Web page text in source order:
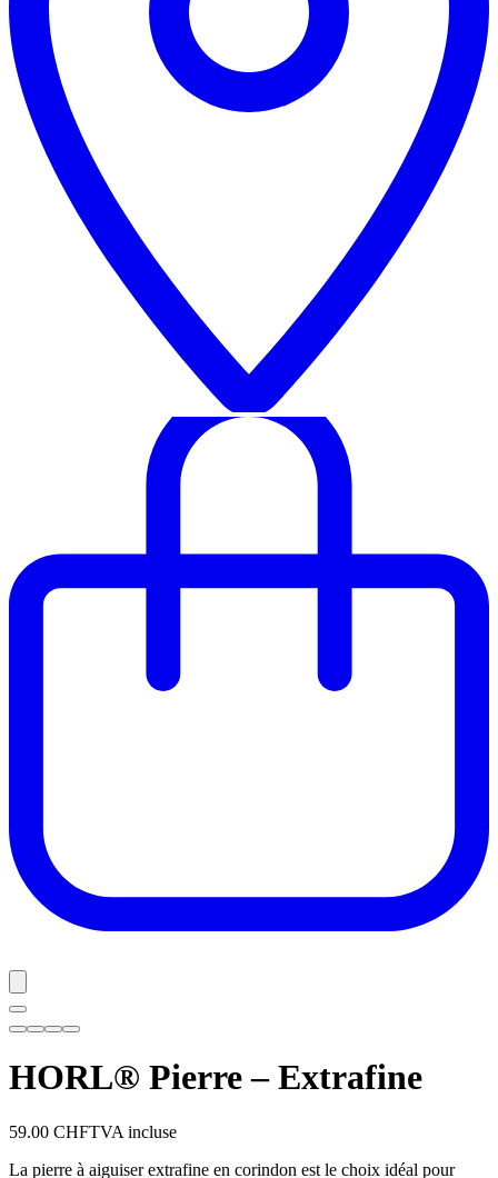
HORL® Pierre – Extrafine
59.00 CHFTVA incluse
La pierre à aiguiser extrafine en corindon est le choix idéal pour